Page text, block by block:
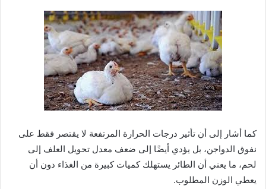
كما أشار إلى أن تأثير درجات الحرارة المرتفعة لا يقتصر فقط على
نفوق الدواجن، بل يؤدي أيضًا إلى ضعف معدل تحويل العلف إلى
لحم، ما يعني أن الطائر يستهلك كميات كبيرة من الغذاء دون أن
يعطي الوزن المطلوب.